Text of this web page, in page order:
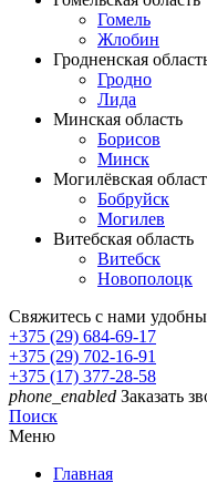
Гомель
Жлобин
Гродненская
Гродно
Лида
Минская область
Борисов
Минск
Могилёвская
Бобруйск
Могилев
Витебская область
Витебск
Новополоцк
Свяжитесь с нами
+375 (29) 684-69-17
+375 (29) 702-16-91
+375 (17) 377-28-58
phone_enabled Заказать
Поиск
Меню
Главная